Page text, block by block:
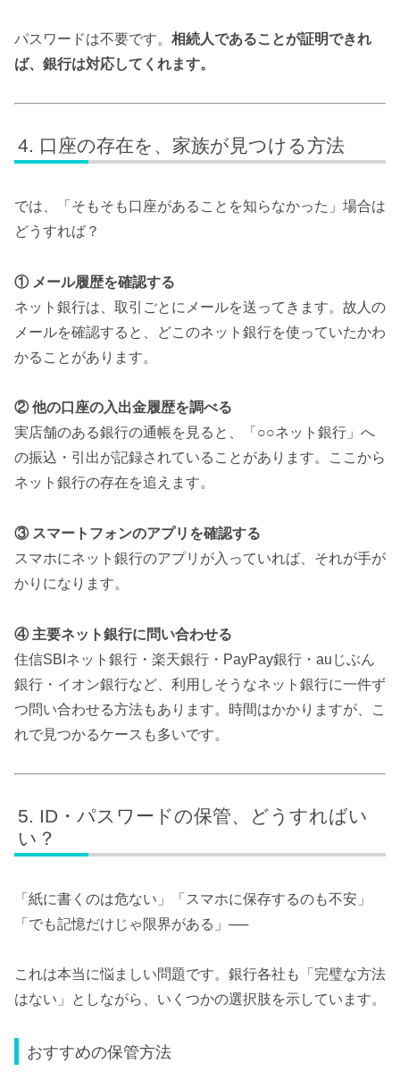
パスワードは不要です。 相続人であることが証明できれ
ば、銀行は対応してくれます。
口座の存在を、家族が見つける方法
では、「そもそも口座があることを知らなかった」場合は
どうすれば？
① メール履歴を確認する
ネット銀行は、取引ごとにメールを送ってきます。故人の
メールを確認すると、どこのネット銀行を使っていたかわ
かることがあります。
② 他の口座の入出金履歴を調べる
実店舗のある銀行の通帳を見ると、「○○ネット銀行」へ
の振込・引出が記録されていることがあります。ここから
ネット銀行の存在を追えます。
③ スマートフォンのアプリを確認する
スマホにネット銀行のアプリが入っていれば、それが手が
かりになります。
④ 主要ネット銀行に問い合わせる
住信SBIネット銀行・楽天銀行・PayPay銀行・auじぶん
銀行・イオン銀行など、利用しそうなネット銀行に一件ず
つ問い合わせる方法もあります。時間はかかりますが、こ
れで見つかるケースも多いです。
ID・パスワードの保管、どうすればい
い？
「紙に書くのは危ない」「スマホに保存するのも不安」
「でも記憶だけじゃ限界がある」──
これは本当に悩ましい問題です。銀行各社も「完璧な方法
はない」としながら、いくつかの選択肢を示しています。
おすすめの保管方法